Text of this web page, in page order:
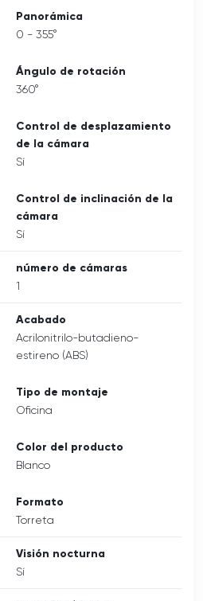
Panorámica
0 - 355°
Ángulo de rotación
360°
Control de desplazamiento
de la cámara
Sí
Control de inclinación de la
cámara
Sí
número de cámaras
1
Acabado
Acrilonitrilo-butadieno-
estireno (ABS)
Tipo de montaje
Oficina
Color del producto
Blanco
Formato
Torreta
Visión nocturna
Sí